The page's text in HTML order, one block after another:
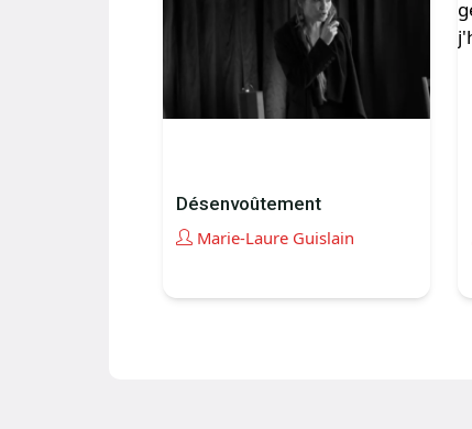
Désenvoûtement
Marie-Laure Guislain